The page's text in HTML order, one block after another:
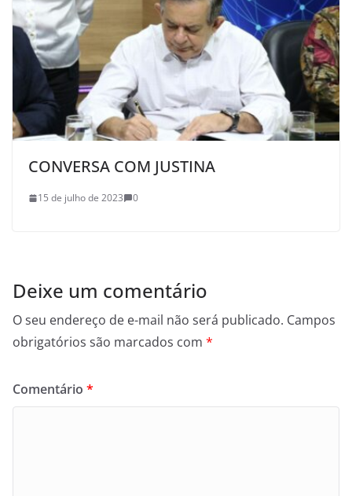
CONVERSA COM JUSTINA
15 de julho de 2023 0
Deixe um comentário
O seu endereço de e-mail não será publicado. Campos
obrigatórios são marcados com *
Comentário *